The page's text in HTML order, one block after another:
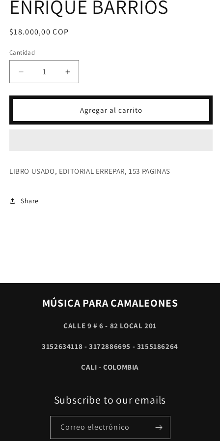
ENRIQUE BARRIOS
Precio
$18.000,00 COP
Cantidad
Reducir
cantidad
para
SEGUNDA
Aumentar
cantidad
para
AMI
REGRESA
SEGUNDA
Agregar al carrito
LIBRO USADO, EDITORIAL ERREPAR, 153 PAGINAS
Share
MÚSICA PARA CAMALEONES
CALLE 9 # 6 - 82 LOCAL 201
3152634118 - 3172886695 - 3155186264
CALI - COLOMBIA
Subscribe to our emails
Correo electrónico